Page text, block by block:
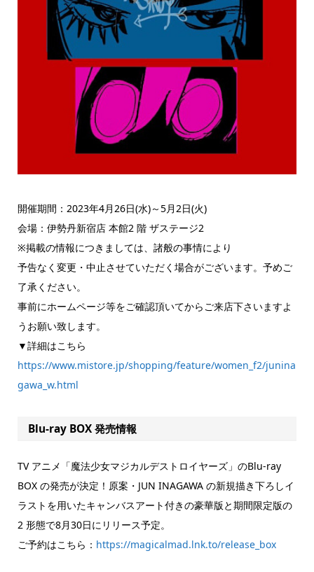
開催期間：2023年4月26日(水)～5月2日(火)
会場：伊勢丹新宿店 本館2 階 ザステージ2
※掲載の情報につきましては、諸般の事情により
予告なく変更・中止させていただく場合がございます。予めご
了承ください。
事前にホームページ等をご確認頂いてからご来店下さいますよ
うお願い致します。
▼詳細はこちら
https://www.mistore.jp/shopping/feature/women_f2/junina
gawa_w.html
Blu-ray BOX 発売情報
TV アニメ「魔法少女マジカルデストロイヤーズ」のBlu-ray
BOX の発売が決定！原案・JUN INAGAWA の新規描き下ろしイ
ラストを用いたキャンバスアート付きの豪華版と期間限定版の
2 形態で8月30日にリリース予定。
ご予約はこちら： https://magicalmad.lnk.to/release_box